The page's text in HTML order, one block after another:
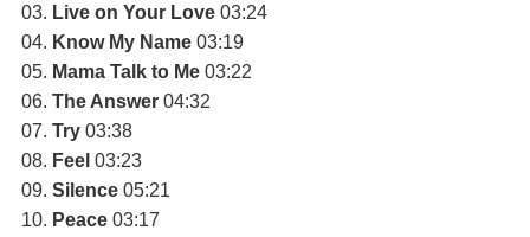
03. Live on Your Love03:24
04. Know My Name03:19
05. Mama Talk to Me03:22
06. The Answer04:32
07. Try03:38
08. Feel 03:23
09. Silence05:21
10. Peace03:17